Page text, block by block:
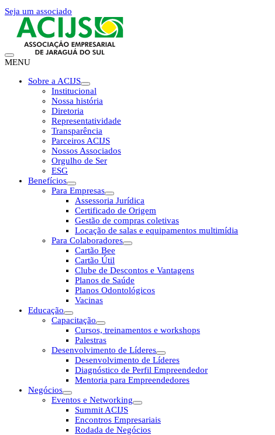
Seja um associado
MENU
Sobre a ACIJS
Institucional
Nossa história
Diretoria
Representatividade
Transparência
Parceiros ACIJS
Nossos Associados
Orgulho de Ser
ESG
Benefícios
Para Empresas
Assessoria Jurídica
Certificado de Origem
Gestão de compras coletivas
Locação de salas e equipamentos multimídia
Para Colaboradores
Cartão Bee
Cartão Útil
Clube de Descontos e Vantagens
Planos de Saúde
Planos Odontológicos
Vacinas
Educação
Capacitação
Cursos, treinamentos e workshops
Palestras
Desenvolvimento de Líderes
Desenvolvimento de Líderes
Diagnóstico de Perfil Empreendedor
Mentoria para Empreendedores
Negócios
Eventos e Networking
Summit ACIJS
Encontros Empresariais
Rodada de Negócios